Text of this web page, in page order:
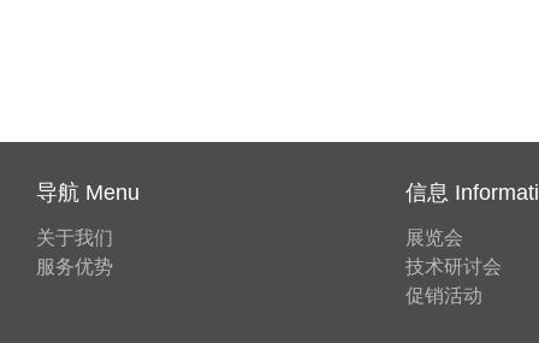
导航 Menu
关于我们
服务优势
信息
展览会
技术研讨会
促销活动